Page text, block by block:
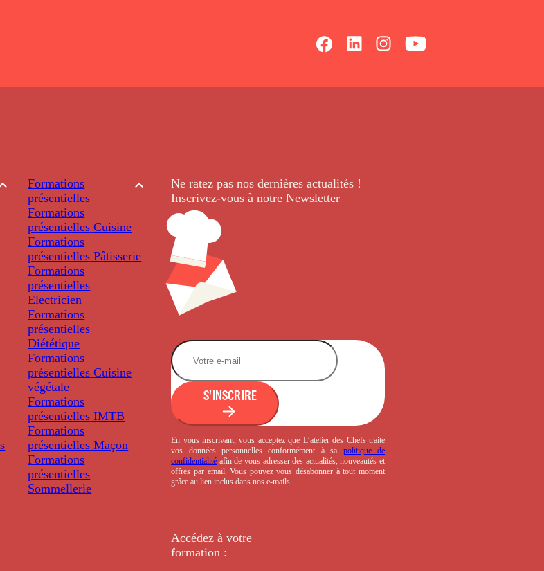
Formations
présentielles
Formations
présentielles Cuisine
Formations
présentielles Pâtisserie
Formations
présentielles
Electricien
Formations
présentielles
Diététique
Formations
présentielles Cuisine
végétale
Formations
présentielles IMTB
Formations
présentielles Maçon
Formations
présentielles
Sommellerie
Ne ratez pas nos dernièresactualités !
Inscrivez-vous à notre Newsletter.
S'INSCRIRE
En vous inscrivant, vous acceptez que L’atelier des Chefs traite
vos données personnelles conformément à sa politique de
confidentialité afin de vous adresser des actualités, nouveautés et
offres par email. Vous pouvez vous désabonner à tout moment
grâce au lien inclus dans nos e-mails.
Accédez à votre
formation :